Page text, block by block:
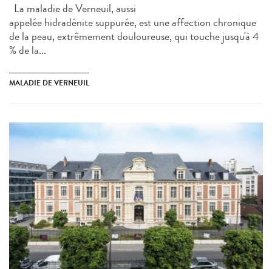
La maladie de Verneuil, aussi
appelée hidradénite suppurée, est une affection chronique
de la peau, extrêmement douloureuse, qui touche jusqu'à 4
% de la...
MALADIE DE VERNEUIL